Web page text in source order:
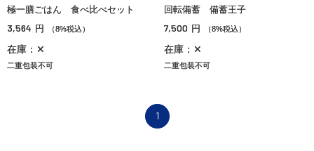
極一膳ごはん 食べ比べセット
3,564 円 （8%税込）
在庫：✕
二重包装不可
回転備蓄 備蓄王子
7,500 円 （8%税込）
在庫：✕
二重包装不可
1